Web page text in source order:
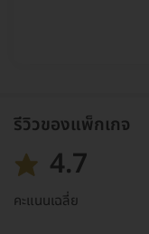
รีวิวของแพ็กเกจ
4.7
คะแนนเฉลี่ย